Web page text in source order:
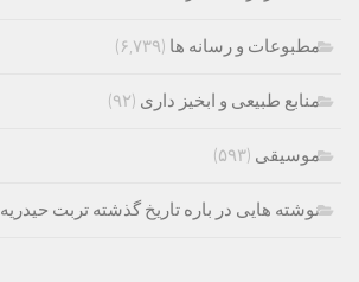
مطبوعات و رسانه ها (۶,۷۳۹)
منابع طبیعی و ابخیز داری (۹۲)
موسیقی (۵۹۳)
نوشته هایی در باره تاریخ گذشته تربت حیدریه